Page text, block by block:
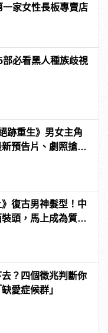
一家女性長板專賣店
部必看黑人種族歧視
跡重生》男女主角
預告片、劇照搶先
復古男神髮型！中
頭，馬上成為質感
？四個徵兆判斷你
愛症候群」